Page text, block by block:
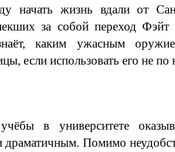
начать жизнь вдали от
за собой переход
каким ужасным
если использовать его не по
в университете
Помимо